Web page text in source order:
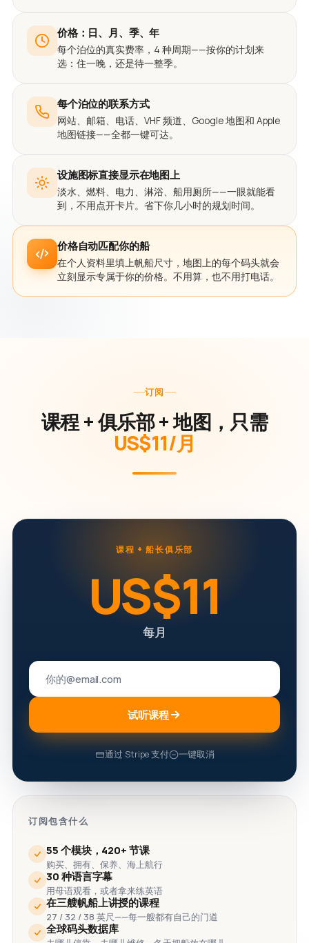
价格：日、月、季、年
每个泊位的真实费率，4 种周期——按你的计划来
选：住一晚，还是待一整季。
每个泊位的联系方式
网站、邮箱、电话、VHF 频道、Google 地图和 Apple
地图链接——全都一键可达。
设施图标直接显示在地图上
淡水、燃料、电力、淋浴、船用厕所——一眼就能看
到，不用点开卡片。省下你几小时的规划时间。
价格自动匹配你的船
在个人资料里填上帆船尺寸，地图上的每个码头就会
立刻显示专属于你的价格。不用算，也不用打电话。
订阅
课程 + 俱乐部 + 地图，只需
US$11/月
课程 + 船长俱乐部
US$11
每月
试听课程
通过 Stripe 支付 一键取消
订阅包含什么
55 个模块，420+ 节课
购买、拥有、保养、海上航行
30 种语言字幕
用母语观看，或者拿来练英语
在三艘帆船上讲授的课程
27 / 32 / 38 英尺——每一艘都有自己的门道
全球码头数据库